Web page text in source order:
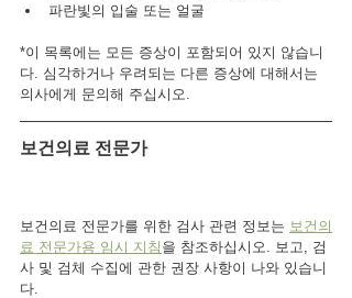
파란빛의 입술 또는 얼굴
*이 목록에는 모든 증상이 포함되어 있지 않습니
다. 심각하거나 우려되는 다른 증상에 대해서는
의사에게 문의해 주십시오.
보건의료 전문가
보건의료 전문가를 위한 검사 관련 정보는 보건의
료 전문가용 임시 지침 을 참조하십시오. 보고, 검
사 및 검체 수집에 관한 권장 사항이 나와 있습니
다.